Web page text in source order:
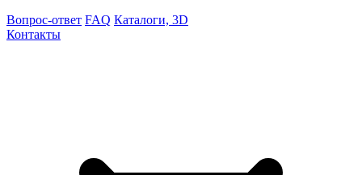
Вопрос-ответ FAQ Каталоги, 3D
Контакты